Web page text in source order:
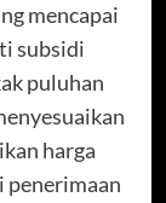
mencapai
subsidi
puluhan
harga
penerimaan